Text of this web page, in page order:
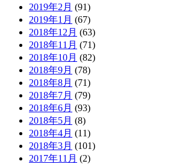
2019年2月 (91)
2019年1月 (67)
2018年12月 (63)
2018年11月 (71)
2018年10月 (82)
2018年9月 (78)
2018年8月 (71)
2018年7月 (79)
2018年6月 (93)
2018年5月 (8)
2018年4月 (11)
2018年3月 (101)
2017年11月 (2)